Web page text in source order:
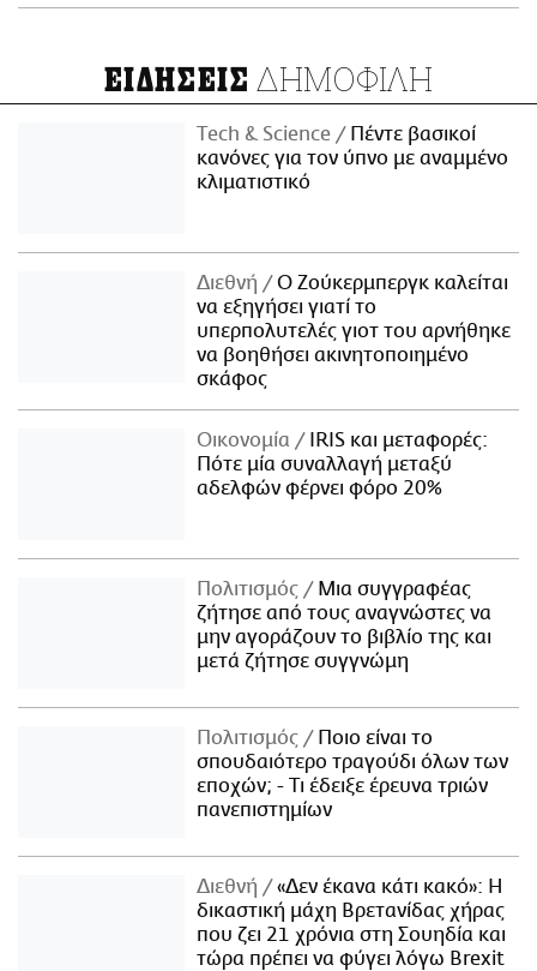
ΕΙΔΗΣΕΙΣ ΔΗΜΟΦΙΛΗ
Τech & Science
Πέντε βασικοί
κανόνες για τον ύπνο με αναμμένο
κλιματιστικό
Διεθνή
Ο Ζούκερμπεργκ καλείται
να εξηγήσει γιατί το
υπερπολυτελές γιοτ του αρνήθηκε
να βοηθήσει ακινητοποιημένο
σκάφος
Οικονομία
IRIS και μεταφορές:
Πότε μία συναλλαγή μεταξύ
αδελφών φέρνει φόρο 20%
Πολιτισμός
Μια συγγραφέας
ζήτησε από τους αναγνώστες να
μην αγοράζουν το βιβλίο της και
μετά ζήτησε συγγνώμη
Πολιτισμός
Ποιο είναι το
σπουδαιότερο τραγούδι όλων των
εποχών; - Τι έδειξε έρευνα τριών
πανεπιστημίων
Διεθνή
«Δεν έκανα κάτι κακό»: Η
δικαστική μάχη Βρετανίδας χήρας
που ζει 21 χρόνια στη Σουηδία και
τώρα πρέπει να φύγει λόγω Brexit